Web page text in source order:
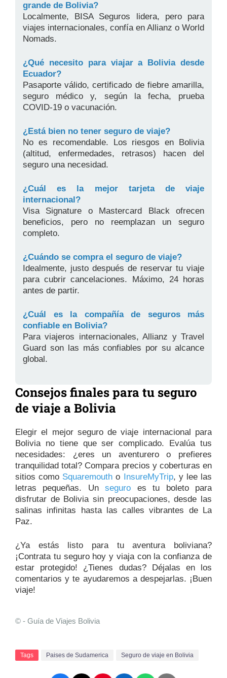
grande de Bolivia?
Localmente, BISA Seguros lidera, pero para
viajes internacionales, confía en Allianz o World
Nomads.
¿Qué necesito para viajar a Bolivia desde
Ecuador?
Pasaporte válido, certificado de fiebre amarilla,
seguro médico y, según la fecha, prueba
COVID-19 o vacunación.
¿Está bien no tener seguro de viaje?
No es recomendable. Los riesgos en Bolivia
(altitud, enfermedades, retrasos) hacen del
seguro una necesidad.
¿Cuál es la mejor tarjeta de viaje
internacional?
Visa Signature o Mastercard Black ofrecen
beneficios, pero no reemplazan un seguro
completo.
¿Cuándo se compra el seguro de viaje?
Idealmente, justo después de reservar tu viaje
para cubrir cancelaciones. Máximo, 24 horas
antes de partir.
¿Cuál es la compañía de seguros más
confiable en Bolivia?
Para viajeros internacionales, Allianz y Travel
Guard son las más confiables por su alcance
global.
Consejos finales para tu seguro
de viaje a Bolivia
Elegir el mejor seguro de viaje internacional para
Bolivia no tiene que ser complicado. Evalúa tus
necesidades: ¿eres un aventurero o prefieres
tranquilidad total? Compara precios y coberturas en
sitios como Squaremouth o InsureMyTrip, y lee las
letras pequeñas. Unseguro es tu boleto para
disfrutar de Bolivia sin preocupaciones, desde las
salinas infinitas hasta las calles vibrantes de La
Paz.
¿Ya estás listo para tu aventura boliviana?
¡Contrata tu seguro hoy y viaja con la confianza de
estar protegido! ¿Tienes dudas? Déjalas en los
comentarios y te ayudaremos a despejarlas. ¡Buen
viaje!
© - Guía de Viajes Bolivia
Tags Paises de Sudamerica Seguro de viaje en Bolivia